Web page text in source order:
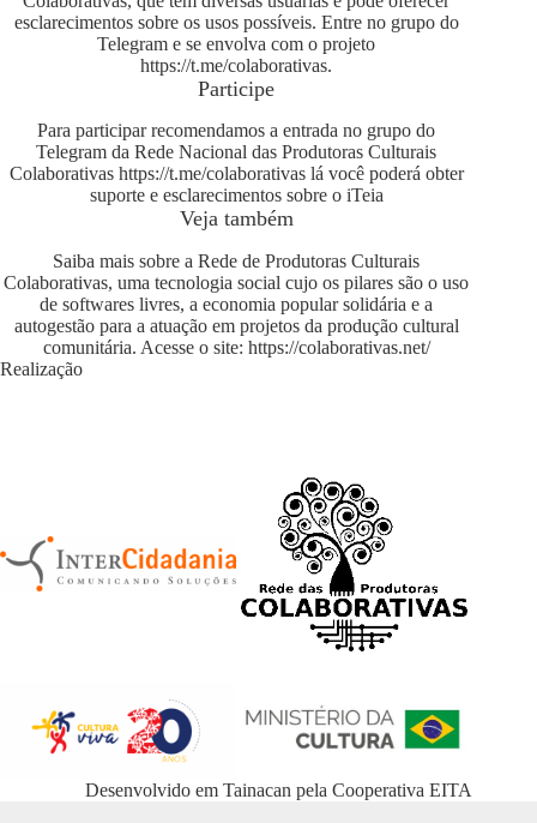
esclarecimentos sobre os usos possíveis. Entre no grupo do
Telegram e se envolva com o projeto
https://t.me/colaborativas.
Participe
Para participar recomendamos a entrada no grupo do
Telegram da Rede Nacional das Produtoras Culturais
Colaborativas https://t.me/colaborativaslá você poderá obter
suporte e esclarecimentos sobre o iTeia
Veja também
Saiba mais sobre a Rede de Produtoras Culturais
Colaborativas, uma tecnologia social cujo os pilares são o uso
de softwares livres, a economia popular solidária e a
autogestão para a atuação em projetos da produção cultural
comunitária. Acesse o site: https://colaborativas.net/
Realização
Desenvolvido emTainacan pelaCooperativa EITA